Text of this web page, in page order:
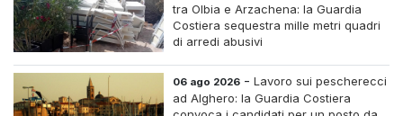
tra Olbia e Arzachena: la Guardia
Costiera sequestra mille metri quadri
di arredi abusivi
06 ago 2026 -Lavoro sui pescherecci
ad Alghero: la Guardia Costiera